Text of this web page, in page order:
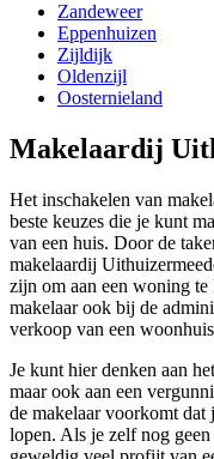
Zandeweer
Eppenhuizen
Zijldijk
Oldenzijl
Oosternieland
Makelaardij
Het inschakelen van
beste keuzes die je kunt
van een huis. Door de
makelaardij
zijn om aan een woning
makelaar ook bij de
verkoop van een
Je kunt hier denken aan
maar ook aan een
de makelaar voorkomt dat
lopen. Als je zelf nog